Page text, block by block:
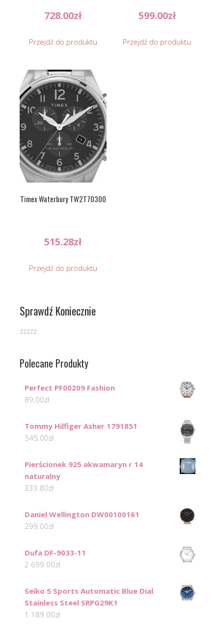
728.00zł
Przejdź do produktu
599.00zł
Przejdź do produktu
Timex Waterbury TW2T70300
515.28zł
Przejdź do produktu
Sprawdź Koniecznie
zzzzz
Polecane Produkty
Perfect PF00209 Fashion
89.00zł
Tommy Hilfiger Asher 1791851
545.00zł
Pierścionek 925 akwamaryn r 14
naturalny
333.80zł
Daniel Wellington DW00100161
299.00zł
Dufa DF-9033-11
2 699.00zł
Seiko 5 Sports Automatic Blue Dial
Stainless Steel SRPG29K1
1 189.00zł